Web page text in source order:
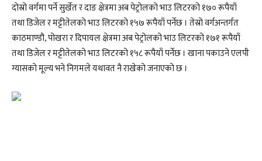
दोस्रो वर्गमा पर्ने सुर्खेत र दाङ क्षेत्रमा अब पेट्रोलको भाउ लिटरको १७० रूपैयाँ
तथा डिजेल र मट्टीतेलको भाउ लिटरको १५७ रूपैयाँ पर्नेछ । तेस्रो वर्गअन्तर्गत
काठमाण्डौ, पोखरा र दिपायल क्षेत्रमा अब पेट्रोलको भाउ लिटरको १७१ रूपैयाँ
तथा डिजेल र मट्टीतेलको भाउ लिटरको १५८ रूपैयाँ पर्नेछ । खाना पकाउने एलपी
ग्यासको मूल्य भने निगमले यथावत नै राखेको जनाएको छ ।